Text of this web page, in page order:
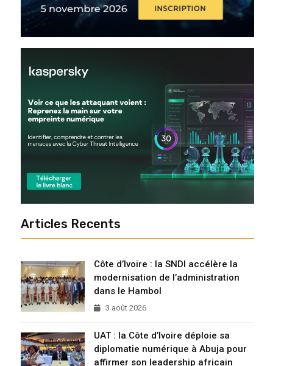
Articles Recents
Côte d’Ivoire : la SNDI accélère la
modernisation de l’administration
dans le Hambol
3 août 2026
UAT : la Côte d’Ivoire déploie sa
diplomatie numérique à Abuja pour
affirmer son leadership africain